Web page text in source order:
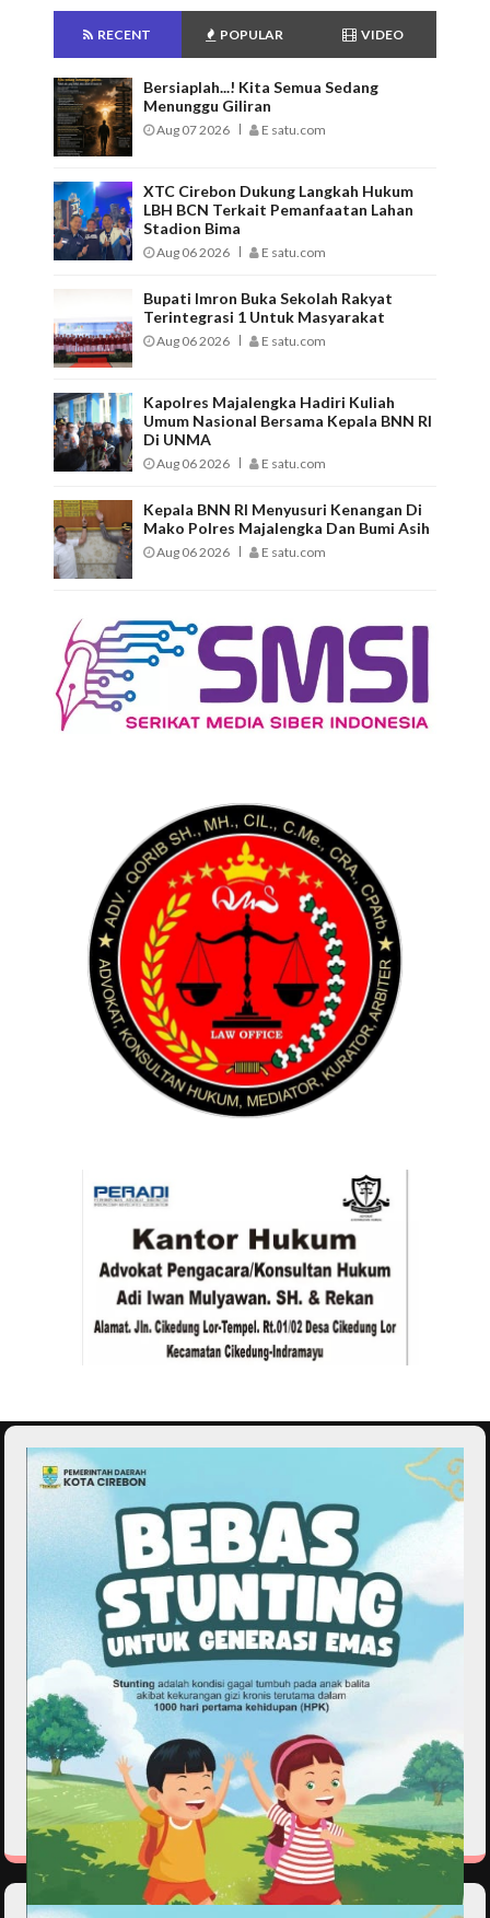
RECENT POPULAR VIDEO
Bersiaplah...! Kita Semua Sedang
Menunggu Giliran
Aug 07 2026 E satu.com
XTC Cirebon Dukung Langkah Hukum
LBH BCN Terkait Pemanfaatan Lahan
Stadion Bima
Aug 06 2026 E satu.com
Bupati Imron Buka Sekolah Rakyat
Terintegrasi 1 Untuk Masyarakat
Aug 06 2026 E satu.com
Kapolres Majalengka Hadiri Kuliah
Umum Nasional Bersama Kepala BNN RI
Di UNMA
Aug 06 2026 E satu.com
Kepala BNN RI Menyusuri Kenangan Di
Mako Polres Majalengka Dan Bumi Asih
Aug 06 2026 E satu.com